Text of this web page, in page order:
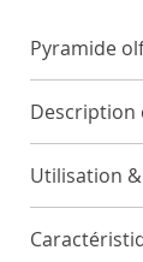
Pyramide
Accord
Frais
Notes
Rose,
Notes
Description
Utilisation